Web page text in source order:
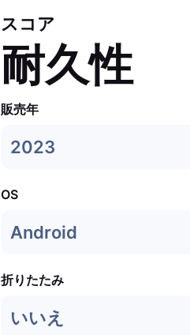
スコア
耐久性
販売年
2023
OS
Android
折りたたみ
いいえ